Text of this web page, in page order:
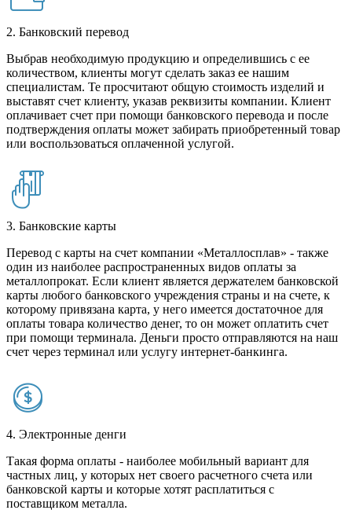
2. Банковский перевод
Выбрав необходимую продукцию и определившись с ее
количеством, клиенты могут сделать заказ ее нашим
специалистам. Те просчитают общую стоимость изделий и
выставят счет клиенту, указав реквизиты компании. Клиент
оплачивает счет при помощи банковского перевода и после
подтверждения оплаты может забирать приобретенный товар
или воспользоваться оплаченной услугой.
3. Банковские карты
Перевод с карты на счет компании «Металлосплав» - также
один из наиболее распространенных видов оплаты за
металлопрокат. Если клиент является держателем банковской
карты любого банковского учреждения страны и на счете, к
которому привязана карта, у него имеется достаточное для
оплаты товара количество денег, то он может оплатить счет
при помощи терминала. Деньги просто отправляются на наш
счет через терминал или услугу интернет-банкинга.
4. Электронные денги
Такая форма оплаты - наиболее мобильный вариант для
частных лиц, у которых нет своего расчетного счета или
банковской карты и которые хотят расплатиться с
поставщиком металла.